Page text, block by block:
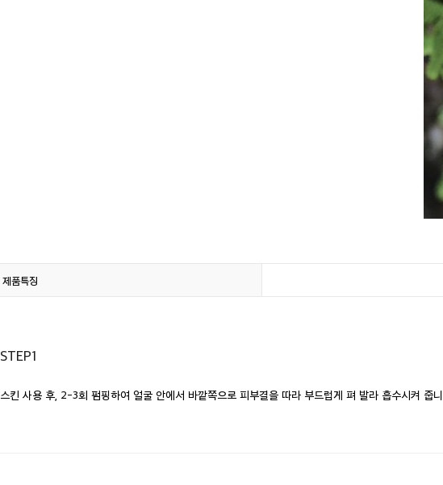
제품특징
STEP1
스킨 사용 후, 2-3회 펌핑하여 얼굴 안에서 바깥쪽으로 피부결을 따라 부드럽게 펴 발라 흡수시켜 줍